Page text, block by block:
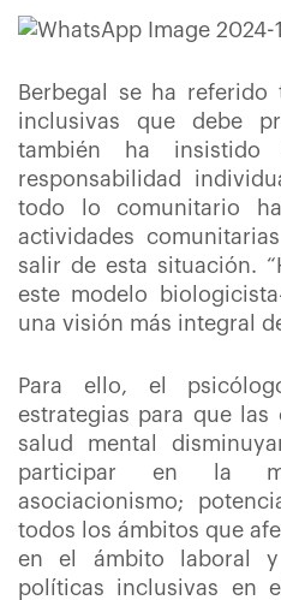
Berbegal se ha
inclusivas que debe
también ha
responsabilidad
todo lo comunitario
actividades
salir de esta situación.
este modelo
una visión más integral
Para ello, el
estrategias para que
salud mental
participar en la
asociacionismo;
todos los ámbitos que
en el ámbito laboral
políticas inclusivas en